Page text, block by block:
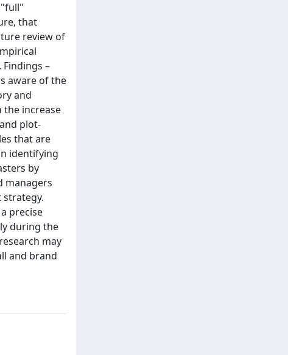
that
review of
–
aware of the
and
increase
plot-
that are
identifying
by
managers
precise
during the
may
and brand